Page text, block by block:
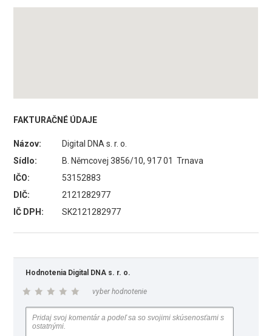
FAKTURAČNÉ ÚDAJE
Názov:
Digital DNA s. r. o.
Sídlo:
B. Němcovej 3856/10, 917 01 Trnava
IČO:
53152883
DIČ:
2121282977
IČ DPH:
SK2121282977
Hodnotenia Digital DNA s. r. o.
vyber hodnotenie